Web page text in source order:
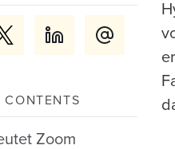
CONTENTS
Zoom